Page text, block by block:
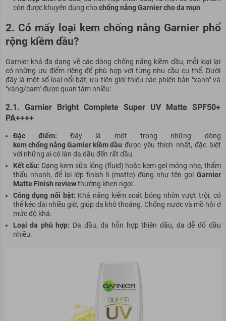
còn được khuyên dùng chochống nắng Garnier cho da mụn.
2. Có mấy loại kem chống nắng Garnier phổ
rộng kiềm dầu?
Garnier khá đa dạng về các dòng chống nắng kiềm dầu, mỗi loại lại
có những ưu điểm riêng để phù hợp với từng nhu cầu cụ thể. Dưới
đây là một số loại nổi bật, ưu tiên giới thiệu các phiên bản "xanh" và
"vàng/cam" được quan tâm nhiều:
2.1. Garnier Bright Complete Super UV Matte SPF50+
PA++++
Đặc điểm: Đây là một trong những dòng
kem chống nắng Garnier kiềm dầu được yêu thích nhất, đặc biệt
với những ai có làn da dầu đến rất dầu.
Kết cấu: Dạng kem sữa lỏng (fluid) hoặc kem gel mỏng nhẹ, thẩm
thấu nhanh, để lại lớp finish lì (matte) đúng như tên gọi Garnier
Matte Finish reviewthường khen ngợi.
Công dụng nổi bật: Khả năng kiểm soát bóng nhờn vượt trội, có
thể kéo dài nhiều giờ, giúp da khô thoáng. Chống nước và mồ hôi ở
mức độ khá.
Loại da phù hợp: Da dầu, da hỗn hợp thiên dầu, da dễ đổ dầu
nhiều.